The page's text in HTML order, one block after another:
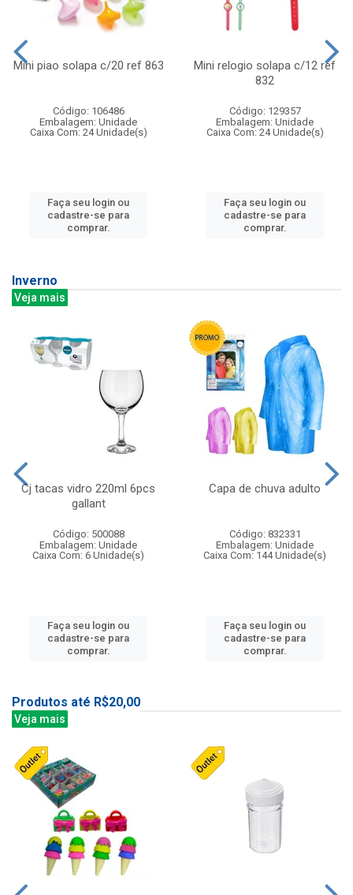
Mini piao solapa c/20 ref 863
Código: 106486
Embalagem: Unidade
Caixa Com: 24 Unidade(s)
Faça seu login ou
cadastre-se para
comprar.
Mini relogio solapa c/12 ref
832
Código: 129357
Embalagem: Unidade
Caixa Com: 24 Unidade(s)
Faça seu login ou
cadastre-se para
comprar.
Inverno
Veja mais
Cj tacas vidro 220ml 6pcs
gallant
Código: 500088
Embalagem: Unidade
Caixa Com: 6 Unidade(s)
Faça seu login ou
cadastre-se para
comprar.
Capa de chuva adulto
Código: 832331
Embalagem: Unidade
Caixa Com: 144 Unidade(s)
Faça seu login ou
cadastre-se para
comprar.
Produtos até R$20,00
Veja mais